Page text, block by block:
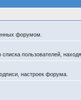
форумом.
пользователей,
настроек форума.